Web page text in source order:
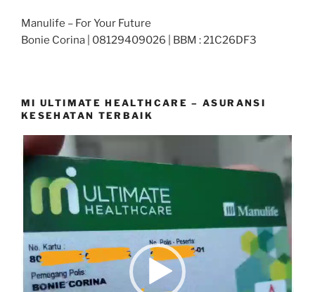
Manulife – For Your Future
Bonie Corina | 08129409026 | BBM : 21C26DF3
MI ULTIMATE HEALTHCARE – ASURANSI
KESEHATAN TERBAIK
Video
Player